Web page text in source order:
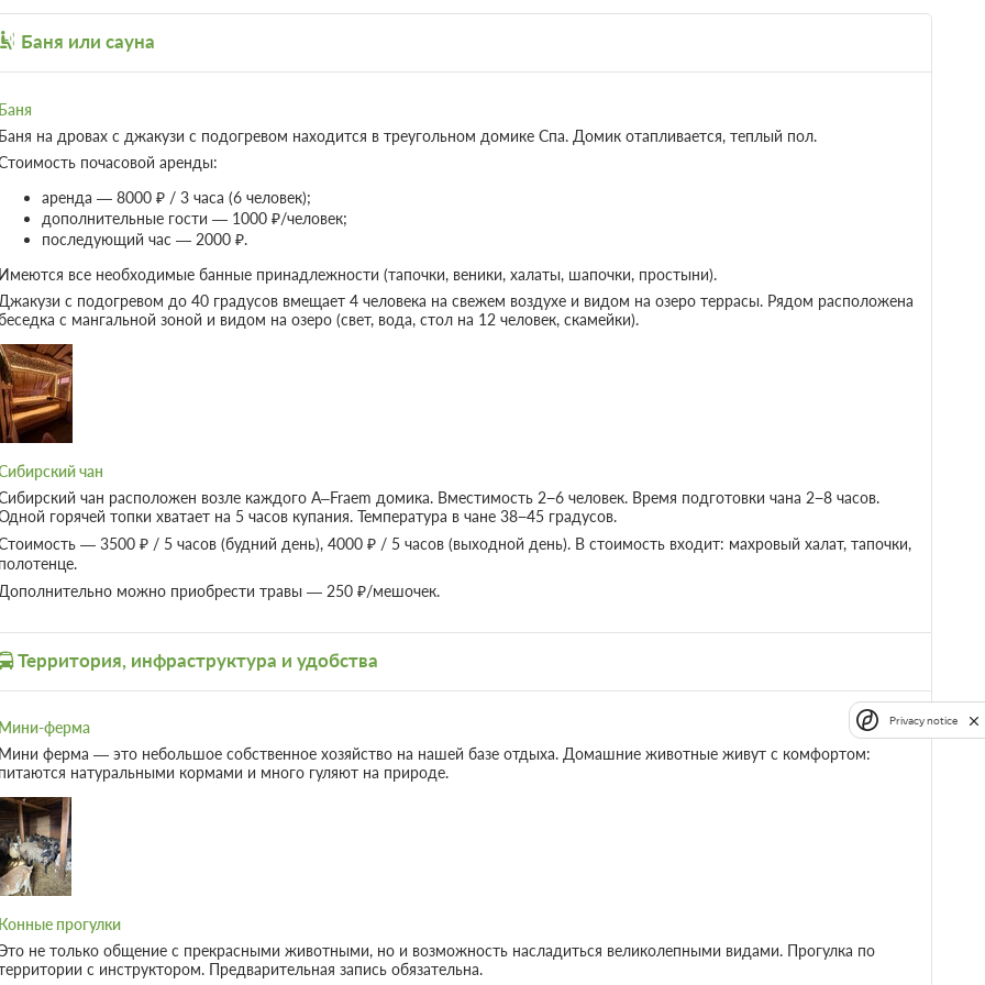
10% сейчас и 90% до 10.08.2026, 14:00
14 фото
Люкс домик (1-6 человек) с видом на озеро
50м
x2 Две двуспальных кровати
Ванная комната в номере
6 гостей
Моментальное подтверждение
6 гостей
Моментальное подтверждение
Бесплатная отмена до 12 августа 2026 23:59; Отмена с
удержанием 5000.0 руб. с 13 августа 2026 00:00; При
возвращается
Требуется внесение 100% предоплаты на условиях
10% сейчас и 90% до 10.08.2026, 14:00
19 фото
Треугольный домик (1-6 человек) с видом на озеро
Дом на первой береговой линии с выходом к озеру и пирсом для рыбалки
- Обеденный стол, стулья
Обеденный стол
Отдых
Баня или сауна
на дровах с джакузи с подогревом находится в треугольном домике Спа. Домик отапливается, теплый пол.
почасовой аренды:
аренда — 8000 ₽ / 3 часа (6 человек);
дополнительные гости — 1000 ₽/человек;
последующий час — 2000 ₽.
все необходимые банные принадлежности (тапочки, веники, халаты, шапочки, простыни).
с подогревом до 40 градусов вмещает 4 человека на свежем воздухе и видом на озеро террасы. Рядом расположена
с мангальной зоной и видом на озеро (свет, вода, стол на 12 человек, скамейки).
чан
чан расположен возле каждого A–Fraem домика. Вместимость 2−6 человек. Время подготовки чана 2−8 часов.
горячей топки хватает на 5 часов купания. Температура в чане 38−45 градусов.
— 3500 ₽ / 5 часов (будний день), 4000 ₽ / 5 часов (выходной день). В стоимость входит: махровый халат, тапочки,
можно приобрести травы — 250 ₽/мешочек.
Территория, инфраструктура и удобства
ферма
ферма — это небольшое собственное хозяйство на нашей базе отдыха. Домашние животные живут с комфортом:
натуральными кормами и много гуляют на природе.
прогулки
не только общение с прекрасными животными, но и возможность насладиться великолепными видами. Прогулка по
с инструктором. Предварительная запись обязательна.
Privacy notice